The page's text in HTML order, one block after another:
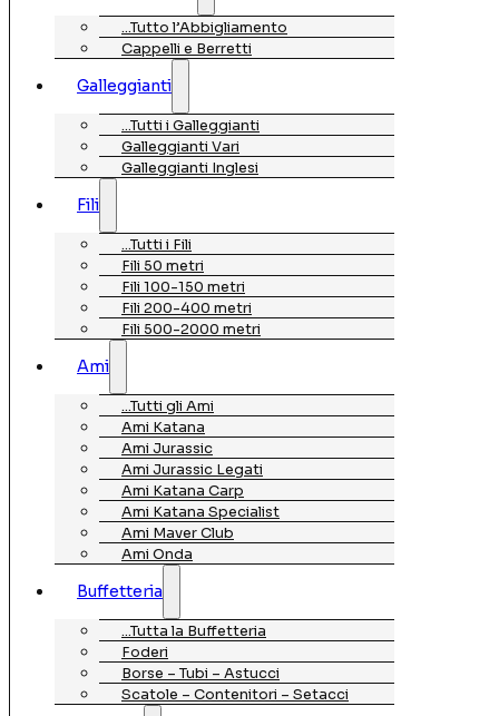
…Tutto l’Abbigliamento
Cappelli e Berretti
Galleggianti
…Tutti i Galleggianti
Galleggianti Vari
Galleggianti Inglesi
Fili
…Tutti i Fili
Fili 50 metri
Fili 100-150 metri
Fili 200-400 metri
Fili 500-2000 metri
Ami
…Tutti gli Ami
Ami Katana
Ami Jurassic
Ami Jurassic Legati
Ami Katana Carp
Ami Katana Specialist
Ami Maver Club
Ami Onda
Buffetteria
…Tutta la Buffetteria
Foderi
Borse – Tubi – Astucci
Scatole – Contenitori – Setacci